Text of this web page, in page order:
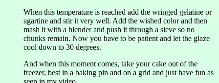
When this temperature is reached add the wringed gelatine or
agartine and stir it very well. Add the wished color and then
mash it with a blender and push it through a sieve so no
chunks remain. Now you have to be patient and let the glaze
cool down to 30 degrees.
And when this moment comes, take your cake out of the
freezer, best in a baking pin and on a grid and just have fun as
seen in my video.